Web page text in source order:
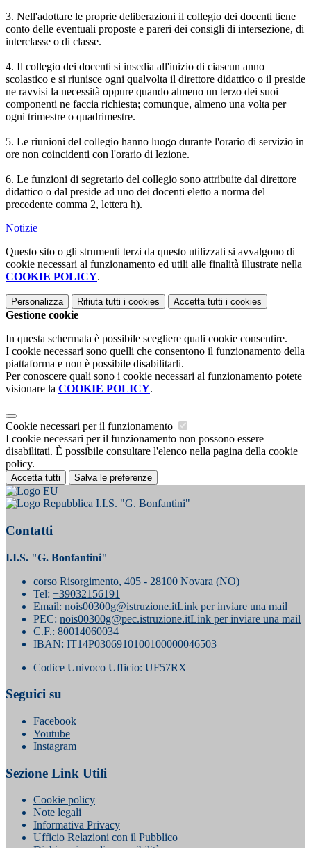
3. Nell'adottare le proprie deliberazioni il collegio dei docenti tiene
conto delle eventuali proposte e pareri dei consigli di intersezione, di
interclasse o di classe.
4. Il collegio dei docenti si insedia all'inizio di ciascun anno
scolastico e si riunisce ogni qualvolta il direttore didattico o il preside
ne ravvisi la necessità oppure quando almeno un terzo dei suoi
componenti ne faccia richiesta; comunque, almeno una volta per
ogni trimestre o quadrimestre.
5. Le riunioni del collegio hanno luogo durante l'orario di servizio in
ore non coincidenti con l'orario di lezione.
6. Le funzioni di segretario del collegio sono attribuite dal direttore
didattico o dal preside ad uno dei docenti eletto a norma del
precedente comma 2, lettera h).
Notizie
Questo sito o gli strumenti terzi da questo utilizzati si avvalgono di
cookie necessari al funzionamento ed utili alle finalità illustrate nella
COOKIE POLICY.
Personalizza Rifiuta tutti i cookies Accetta tutti i cookies
Gestione cookie
In questa schermata è possibile scegliere quali cookie consentire.
I cookie necessari sono quelli che consentono il funzionamento della
piattaforma e non è possibile disabilitarli.
Per conoscere quali sono i cookie necessari al funzionamento potete
visionare la COOKIE POLICY.
Cookie necessari per il funzionamento
I cookie necessari per il funzionamento non possono essere
disabilitati. È possibile consultare l'elenco nella pagina della cookie
policy.
Accetta tutti Salva le preferenze
I.I.S. "G. Bonfantini"
Contatti
I.I.S. "G. Bonfantini"
corso Risorgimento, 405 - 28100 Novara (NO)
Tel: +39032156191
Email: nois00300g@istruzione.itLink per inviare una mail
PEC: nois00300g@pec.istruzione.itLink per inviare una mail
C.F.: 80014060034
IBAN: IT14P0306910100100000046503
Codice Univoco Ufficio: UF57RX
Seguici su
Facebook
Youtube
Instagram
Sezione Link Utili
Cookie policy
Note legali
Informativa Privacy
Ufficio Relazioni con il Pubblico